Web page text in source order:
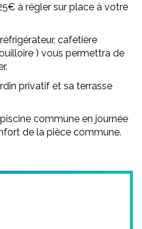
à régler sur place à votre
cafetière
) vous permettra de
privatif et sa terrasse
commune en journée
de la pièce commune.